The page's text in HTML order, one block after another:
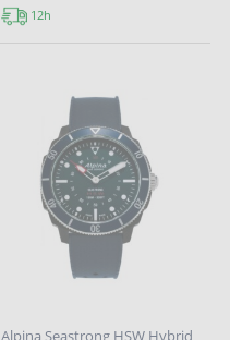
12h
Alpina Seastrong HSW Hybrid